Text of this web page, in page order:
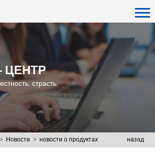
ЦЕНТР
страсть
назад
> Новости > новости о продуктах